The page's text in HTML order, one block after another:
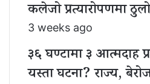
कलेजो प्रत्यारोपणमा
3 weeks ago
३६ घण्टामा ३ आत्मदाह
यस्ता घटना? राज्य,